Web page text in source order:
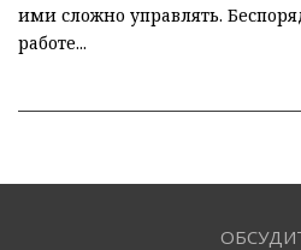
ими сложно управлять.
работе...